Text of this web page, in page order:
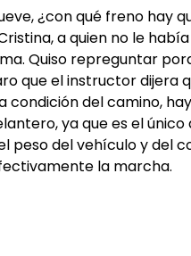
¿con qué freno hay
a quien no le
Quiso repreguntar
que el instructor dijera
condición del camino,
ya que es el único
peso del vehículo y del
la marcha.